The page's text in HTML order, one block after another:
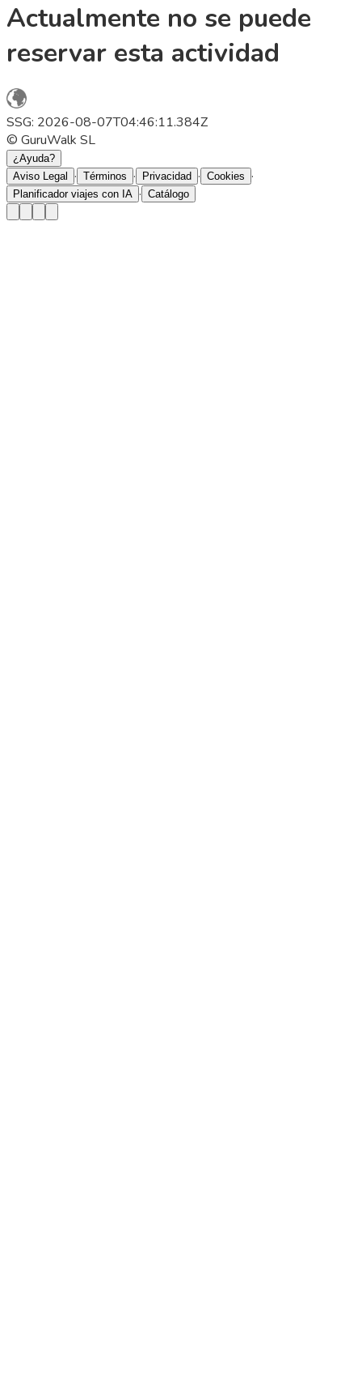
Actualmente no se puede
reservar esta actividad
SSG: 2026-08-07T04:46:11.384Z
© GuruWalk SL
¿Ayuda?
Aviso Legal
· Términos · Privacidad · Cookies ·
Planificador viajes con IA · Catálogo